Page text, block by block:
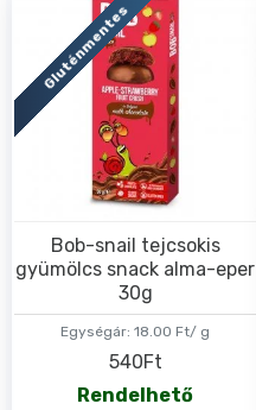
Gluténmentes
Egységár: 18.00 Ft/ g
Bob-snail tejcsokis
gyümölcs snack alma-eper
30g
540Ft
Rendelhető